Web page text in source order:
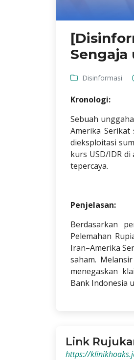
Sengaja
Disinformasi
Kronologi:
Sebuah
Amerika
dieksploitasi
kurs USD/IDR
tepercaya.
Penjelasan:
Berdasarkan
Pelemahan
Iran–Amerika
saham. Melansir
menegaskan
Bank Indonesia
Link
https://